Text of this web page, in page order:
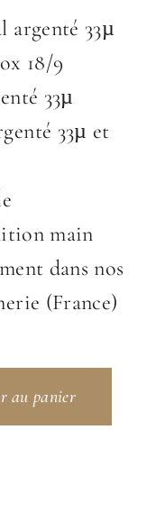
argenté 33µ
18/9
33µ
33µ et
main
dans nos
(France)
au panier